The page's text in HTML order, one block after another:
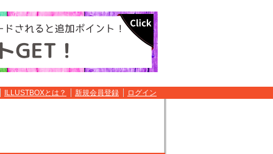
ILLUSTBOXとは？ 新規会員登録 ログイン